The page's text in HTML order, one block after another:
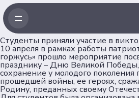
Студенты приняли участие в
10 апреля в рамках работы
горжусь» прошло мероприятие
празднику – Дню Великой
сохранение у молодого поколения
прошедшей войны, ее героях,
Родину, преданных своему